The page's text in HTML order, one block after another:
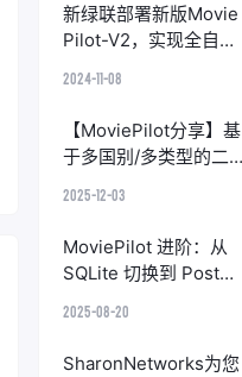
新绿联部署新版Movie
Pilot-V2，实现全自动
索下载的观影一条龙
2024-11-08
【MoviePilot分享】基
于多国别/多类型的二
洗版配置
2025-12-03
MoviePilot 进阶：从
SQLite 切换到 Postgr
2025-08-20
SharonNetworks为您